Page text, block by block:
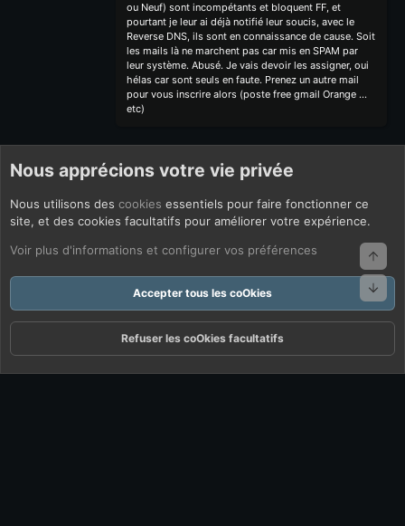
ou Neuf) sont incompétants et bloquent FF, et
pourtant je leur ai déjà notifié leur soucis, avec le
Reverse DNS, ils sont en connaissance de cause. Soit
les mails là ne marchent pas car mis en SPAM par
leur système. Abusé. Je vais devoir les assigner, oui
hélas car sont seuls en faute. Prenez un autre mail
pour vous inscrire alors (poste free gmail Orange ...
etc)
Nous apprécions votre vie privée
Nous utilisons des cookies essentiels pour faire fonctionner ce
site, et des cookies facultatifs pour améliorer votre expérience.
Voir plus d'informations et configurer vos préférences
Accepter tous les coOkies
Refuser les coOkies facultatifs